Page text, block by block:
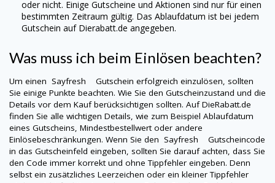
oder nicht. Einige Gutscheine und Aktionen sind nur für einen
bestimmten Zeitraum gültig. Das Ablaufdatum ist bei jedem
Gutschein auf Dierabatt.de angegeben.
Was muss ich beim Einlösen beachten?
Um einen Sayfresh Gutschein erfolgreich einzulösen, sollten
Sie einige Punkte beachten. Wie Sie den Gutscheinzustand und die
Details vor dem Kauf berücksichtigen sollten. Auf DieRabatt.de
finden Sie alle wichtigen Details, wie zum Beispiel Ablaufdatum
eines Gutscheins, Mindestbestellwert oder andere
Einlösebeschränkungen. Wenn Sie den Sayfresh Gutscheincode
in das Gutscheinfeld eingeben, sollten Sie darauf achten, dass Sie
den Code immer korrekt und ohne Tippfehler eingeben. Denn
selbst ein zusätzliches Leerzeichen oder ein kleiner Tippfehler